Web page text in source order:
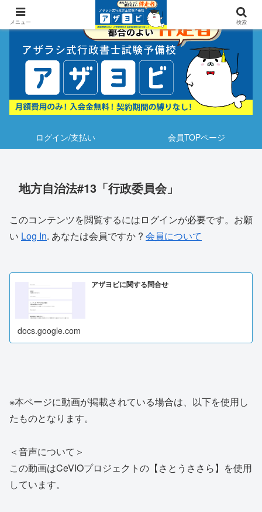
ログイン/支払い 会員TOPページ
地方自治法#13「行政委員会」
このコンテンツを閲覧するにはログインが必要です。お願
い Log In. あなたは会員ですか ? 会員について
アザヨビに関する問合せ
docs.google.com
※本ページに動画が掲載されている場合は、以下を使用し
たものとなります。
＜音声について＞
この動画はCeVIOプロジェクトの【さとうささら】を使用
しています。
メニュー 検索